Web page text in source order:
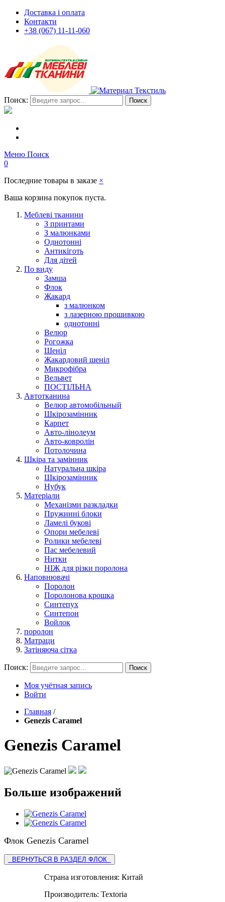
Доставка і оплата
Контакти
+38 (067) 11-11-060
Поиск: Поиск
Меню Поиск
0
Последние товары в заказе ×
Ваша корзина покупок пуста.
Меблеві тканини
З принтами
З малюнками
Однотонні
Антикіготь
Для дітей
По виду
Замша
Флок
Жакард
з малюнком
з лазерною прошивкою
однотонні
Велюр
Рогожка
Шеніл
Жакардовий шеніл
Микрофібра
Вельвет
ПОСТІЛЬНА
Автотканина
Велюр автомобільный
Шкірозамінник
Карпет
Авто-лінолеум
Авто-ковролін
Потолочина
Шкіра та замінник
Натуральна шкіра
Шкірозамінник
Нубук
Матеріали
Механізми разкладки
Пружинні блоки
Ламелі букові
Опори мебелеві
Ролики мебелеві
Пас мебелевий
Нитки
НІЖ для різки поролона
Наповнювачі
Поролон
Поролонова крошка
Синтепух
Синтепон
Войлок
поролон
Матраци
Затіняюча сітка
Поиск: Поиск
Моя учётная запись
Войти
Главная /
Genezis Caramel
Genezis Caramel
Больше изображений
Флок Genezis Caramel
ВЕРНУТЬСЯ В РАЗДЕЛ ФЛОК
Страна изготовления: Китай
Производитель: Textoria